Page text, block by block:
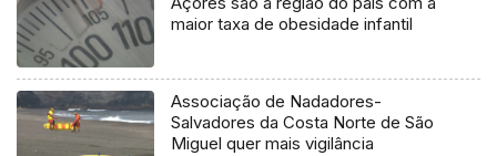
maior taxa de obesidade infantil
Associação de Nadadores-
Salvadores da Costa Norte de São
Miguel quer mais vigilância